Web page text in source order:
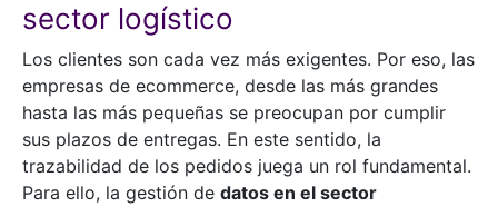
sector logístico
Los clientes son cada vez más exigentes. Por eso, las
empresas de ecommerce, desde las más grandes
hasta las más pequeñas se preocupan por cumplir
sus plazos de entregas. En este sentido, la
trazabilidad de los pedidos juega un rol fundamental.
Para ello, la gestión de datos en el sector